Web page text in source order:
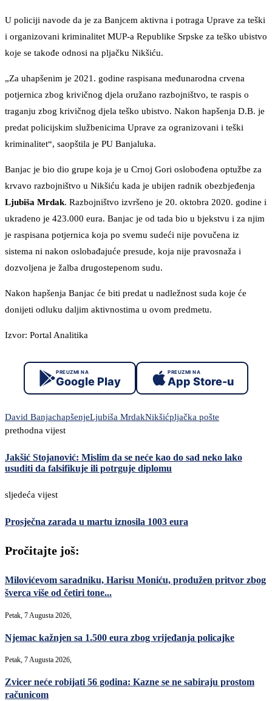
U policiji navode da je za Banjcem aktivna i potraga Uprave za teški
i organizovani kriminalitet MUP-a Republike Srpske za teško ubistvo
koje se takođe odnosi na pljačku Nikšiću.
„Za uhapšenim je 2021. godine raspisana međunarodna crvena
potjernica zbog krivičnog djela oružano razbojništvo, te raspis o
traganju zbog krivičnog djela teško ubistvo. Nakon hapšenja D.B. je
predat policijskim službenicima Uprave za ogranizovani i teški
kriminalitet“, saopštila je PU Banjaluka.
Banjac je bio dio grupe koja je u Crnoj Gori oslobođena optužbe za
krvavo razbojništvo u Nikšiću kada je ubijen radnik obezbjeđenja
Ljubiša Mrdak. Razbojništvo izvršeno je 20. oktobra 2020. godine i
ukradeno je 423.000 eura. Banjac je od tada bio u bjekstvu i za njim
je raspisana potjernica koja po svemu sudeći nije povučena iz
sistema ni nakon oslobađajuće presude, koja nije pravosnaža i
dozvoljena je žalba drugostepenom sudu.
Nakon hapšenja Banjac će biti predat u nadležnost suda koje će
donijeti odluku daljim aktivnostima u ovom predmetu.
Izvor: Portal Analitika
PREUZMI NA
Google Play
PREUZMI NA
App Store-u
David BanjachapšenjeLjubiša MrdakNikšićpljačka pošte
prethodna vijest
Jakšić Stojanović: Mislim da se neće kao do sad neko lako
usuditi da falsifikuje ili potrguje diplomu
sljedeća vijest
Prosječna zarada u martu iznosila 1003 eura
Pročitajte još:
Milovićevom saradniku, Harisu Moniću, produžen pritvor zbog
šverca više od četiri tone...
Petak, 7 Augusta 2026,
Njemac kažnjen sa 1.500 eura zbog vrijeđanja policajke
Petak, 7 Augusta 2026,
Zvicer neće robijati 56 godina: Kazne se ne sabiraju prostom
računicom